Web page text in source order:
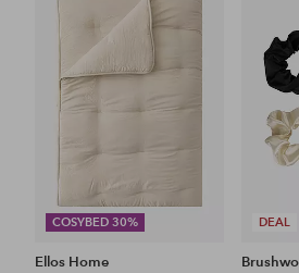
COSYBED 30%
Ellos Home
DEAL